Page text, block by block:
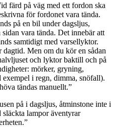
färd på väg med ett fordon ska
för fordonet vara tända.
på en bil under dagsljus,
vara tända. Det innebär att
samtidigt med varsellyktor.
Men om du kör en sådan
och lyktor baktill och på
mörker, gryning,
i regn, dimma, snöfall).
tändas manuellt.”
på i dagsljus, åtminstone inte i
lampor äventyrar